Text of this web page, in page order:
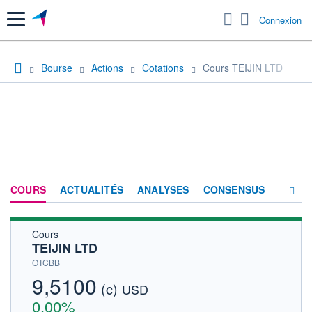
Menu Connexion
Bourse Actions Cotations Cours TEIJIN LTD
COURS ACTUALITÉS ANALYSES CONSENSUS
Cours
TEIJIN LTD
OTCBB
9,5100 (c) USD
0,00%